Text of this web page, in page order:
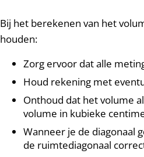
Bij het berekenen van het
houden:
Zorg ervoor dat alle
Houd rekening met
Onthoud dat het volume
volume in kubieke
Wanneer je de diagonaal
de ruimtediagonaal